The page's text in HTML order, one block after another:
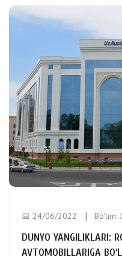
📅 24/06/2022 Bo'lim:
DUNYO YANGILIKLARI:
AVTOMOBILLARIGA